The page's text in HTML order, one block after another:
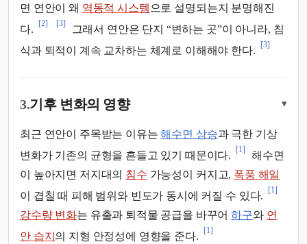
면 연안이 왜 역동적 시스템 으로 설명되는지 분명해진
다.
[2] [3]
그래서 연안은 단지 “변하는 곳”이 아니라, 침
식과 퇴적이 계속 교차하는 체계로 이해해야 한다.
[3]
3.기후 변화의 영향 ▾
최근 연안이 주목받는 이유는해수면 상승과 극한 기상
변화가 기존의 균형을 흔들고 있기 때문이다.
[1]
해수면
이 높아지면 저지대의 침수 가능성이 커지고, 폭풍 해일
이 겹칠 때 피해 범위와 빈도가 동시에 커질 수 있다.
[1]
강수량 변화는 유출과 퇴적물 공급을 바꾸어하구와 연
안 습지 의 지형 안정성에 영향을 준다.
[1]